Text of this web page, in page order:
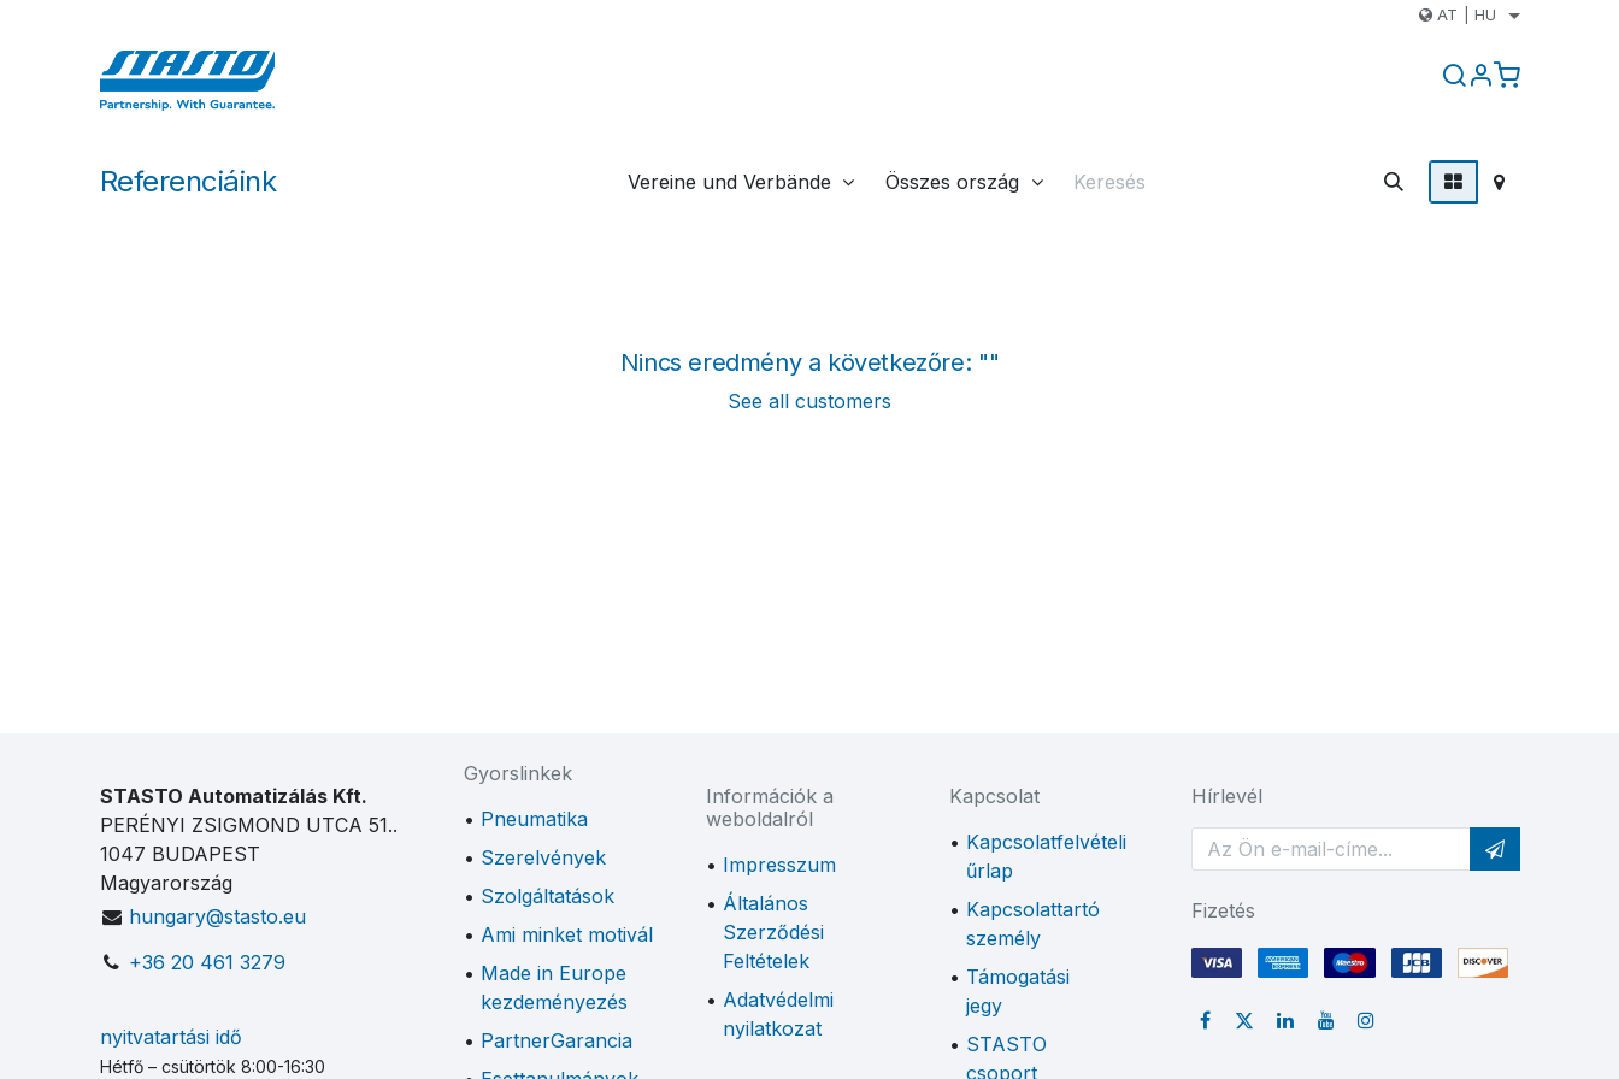
AT HU
Referenciáink Vereine und Verbände Összes ország
Nincs eredmény a következőre: ""
See all customers
STASTO Automatizálás Kft.
PERÉNYI ZSIGMOND UTCA 51..
1047 BUDAPEST
Magyarország
hungary@stasto.eu
+36 20 461 3279
nyitvatartási idő
Hétfő – csütörtök 8:00-16:30
Gyorslinkek
Pneumatika
Szerelvények
Szolgáltatások
Ami minket motivál
Made in Europe
kezdeményezés
PartnerGarancia
Információk a
weboldalról
Impresszum
Általános
Szerződési
Feltételek
Adatvédelmi
nyilatkozat
Kapcsolat
Kapcsolatfelvételi
űrlap
Kapcsolattartó
személy
Támogatási
jegy
STASTO
csoport
Hírlevél
Fizetés